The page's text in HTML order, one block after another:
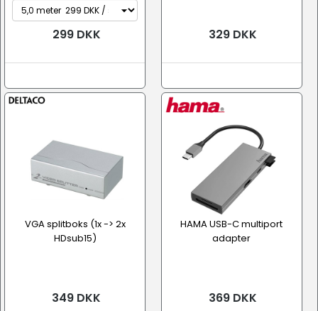
299 DKK 329 DKK
VGA splitboks (1x -> 2x
HDsub15)
349 DKK
HAMA USB-C multiport
adapter
369 DKK